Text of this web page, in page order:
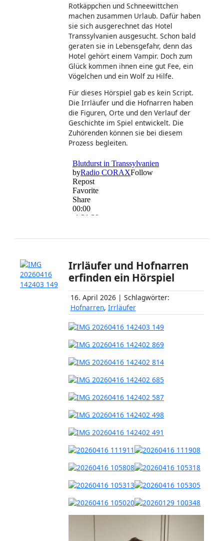
Rotkäppchen und Schneewittchen
machen zusammen Urlaub. Dafür haben
sie sich ausgerechnet das Hotel
Transsylvanien ausgesucht. Schon bald
geraten sie in Lebensgefahr, denn das
Hotel gehört einem Vampir. Doch zum
Glück kommen ihnen eine gut Fee, ein
Vögelchen und ein Wolf zu Hilfe.
Für dieses Hörspiel gab es kein Script.
Die Irrläufer und die Hofnarren haben
die Figuren, Orte und den Verlauf der
Geschichte im Spiel entwickelt. Die
Zuhörenden können sie bei diesem
Prozess begleiten.
Irrläufer und Hofnarren
erfinden ein Hörspiel
16. April 2026 | Schlagwörter:
Hofnarren, Irrläufer